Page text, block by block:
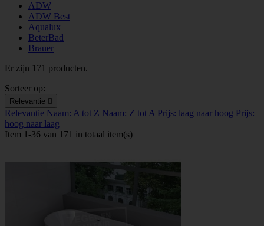
ADW
ADW Best
Aqualux
BeterBad
Brauer
Er zijn 171 producten.
Sorteer op:
Relevantie 
Relevantie Naam: A tot Z Naam: Z tot A Prijs: laag naar hoog Prijs:
hoog naar laag
Item 1-36 van 171 in totaal item(s)